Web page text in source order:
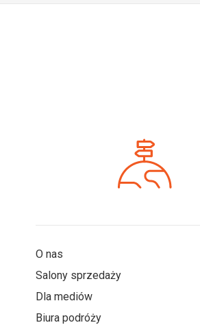
O nas
Salony sprzedaży
Dla mediów
Biura podróży